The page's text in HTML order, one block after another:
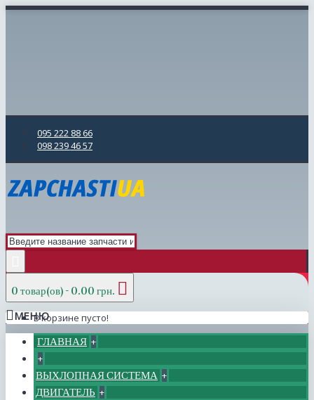
095 222 88 66
098 239 46 57
0 товар(ов) - 0.00 грн.
В корзине пусто!
МЕНЮ
ГЛАВНАЯ +
+
ВЫХЛОПНАЯ СИСТЕМА +
ДВИГАТЕЛЬ +